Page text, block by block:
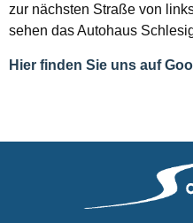
zur nächsten Straße von
sehen das Autohaus
Hier finden Sie uns auf